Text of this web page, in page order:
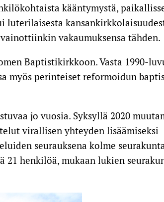
kääntymystä,
luterilaisesta
vakaumuksensa tähden.
Baptistikirkkoon. Vasta 1990-
myös perinteiset reformoidun
jo vuosia. Syksyllä 2020
virallisen yhteyden lisäämiseksi
seurauksena kolme
21 henkilöä, mukaan lukien